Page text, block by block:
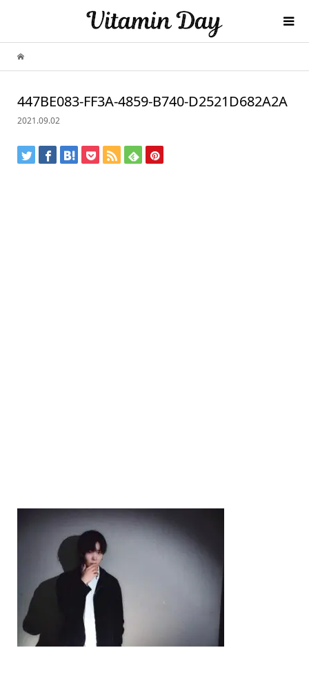
447BE083-FF3A-4859-B740-D2521D682A2A
2021.09.02